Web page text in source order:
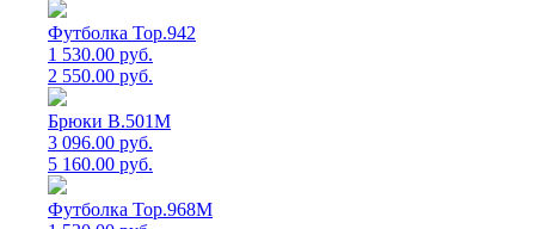
Футболка Top.942
1 530.00 руб.
2 550.00 руб.
Брюки B.501M
3 096.00 руб.
5 160.00 руб.
Футболка Top.968M